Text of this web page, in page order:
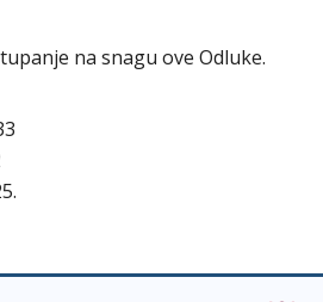
na snagu ove Odluke.